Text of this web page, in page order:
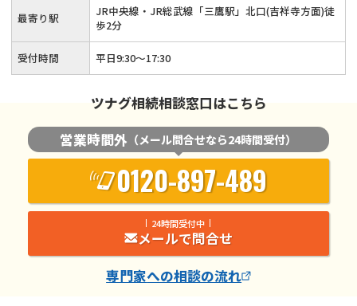
最寄り駅
JR中央線・JR総武線「三鷹駅」北口(吉祥寺方面)徒
歩2分
受付時間 平日9:30～17:30
ツナグ相続相談窓口はこちら
営業時間外 （メール問合せなら24時間受付）
0120-897-489
24時間受付中
メールで問合せ
専門家への相談の流れ